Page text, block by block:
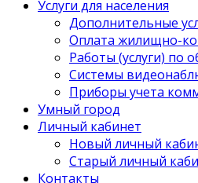
Услуги для населения
Дополнительные
Оплата жилищно-
Работы (услуги) по
Системы
Приборы учета
Умный город
Личный кабинет
Новый личный
Старый личный
Контакты